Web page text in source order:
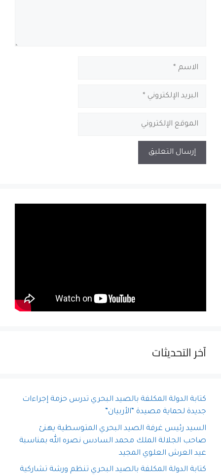
آخر التحديثات
كتابة الدولة المكلفة بالصيد البحري تدرس حزمة إجراءات
جديدة لحماية مصيدة “الأربيان”
السيد رئيس غرفة الصيد البحري المتوسطية يهنئ
صاحب الجلالة الملك محمد السادس نصره الله بمناسبة
عيد العرش العلوي المجيد
كتابة الدولة المكلفة بالصيد البحري تنظم ورشة تشاركية